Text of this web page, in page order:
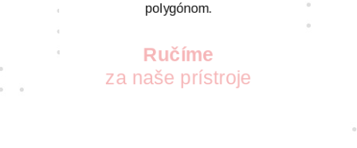
polygónom.
Ručíme
za naše prístroje